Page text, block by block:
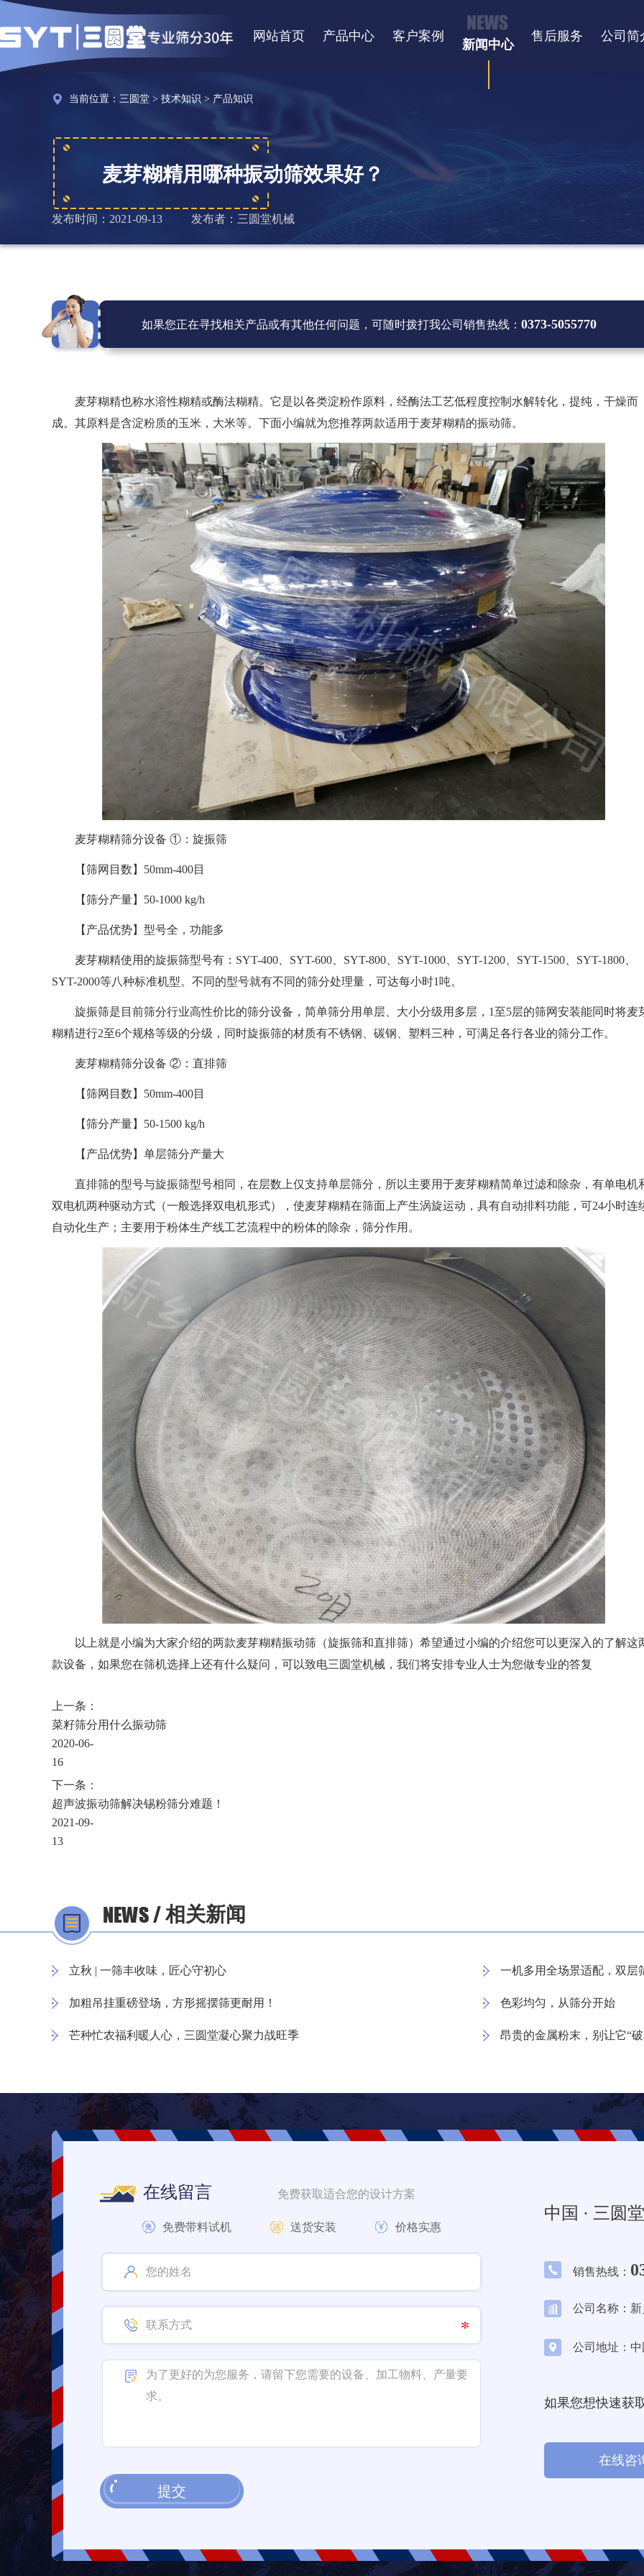
网站首页 产品中心 客户案例
新闻中心
售后服务 公司简
当前位置： 三圆堂 > 技术知识 > 产品知识
麦芽糊精用哪种振动筛效果好？
发布时间：2021-09-13 发布者：三圆堂机械
如果您正在寻找相关产品或有其他任何问题，可随时拨打我公司销售热线： 0373-5055770
麦芽糊精也称水溶性糊精或酶法糊精。它是以各类淀粉作原料，经酶法工艺低程度控制水解转化，提纯，干燥而
成。其原料是含淀粉质的玉米，大米等。下面小编就为您推荐两款适用于麦芽糊精的振动筛。
麦芽糊精筛分设备 ①：旋振筛
【筛网目数】50mm-400目
【筛分产量】50-1000 kg/h
【产品优势】型号全，功能多
麦芽糊精使用的旋振筛型号有：SYT-400、SYT-600、SYT-800、SYT-1000、SYT-1200、SYT-1500、SYT-1800、
SYT-2000等八种标准机型。不同的型号就有不同的筛分处理量，可达每小时1吨。
旋振筛是目前筛分行业高性价比的筛分设备，简单筛分用单层、大小分级用多层，1至5层的筛网安装能同时将麦
糊精进行2至6个规格等级的分级，同时旋振筛的材质有不锈钢、碳钢、塑料三种，可满足各行各业的筛分工作。
麦芽糊精筛分设备 ②：直排筛
【筛网目数】50mm-400目
【筛分产量】50-1500 kg/h
【产品优势】单层筛分产量大
直排筛的型号与旋振筛型号相同，在层数上仅支持单层筛分，所以主要用于麦芽糊精简单过滤和除杂，有单电机
双电机两种驱动方式（一般选择双电机形式），使麦芽糊精在筛面上产生涡旋运动，具有自动排料功能，可24小时连
自动化生产；主要用于粉体生产线工艺流程中的粉体的除杂，筛分作用。
以上就是小编为大家介绍的两款麦芽糊精振动筛（旋振筛和直排筛）希望通过小编的介绍您可以更深入的了解这
款设备，如果您在筛机选择上还有什么疑问，可以致电三圆堂机械，我们将安排专业人士为您做专业的答复
上一条：
菜籽筛分用什么振动筛
2020-06-
16
下一条：
超声波振动筛解决锡粉筛分难题！
2021-09-
13
相关新闻
立秋 | 一筛丰收味，匠心守初心 一机多用全场景适配，双层
加粗吊挂重磅登场，方形摇摆筛更耐用！ 色彩均匀，从筛分开始
芒种忙农福利暖人心，三圆堂凝心聚力战旺季 昂贵的金属粉末，别让它“
在线留言 免费获取适合您的设计方案
免费带料试机 送货安装 价格实惠
中国 · 三圆
销售热线：
公司名称：
公司地址：
如果您想快速获
在线咨